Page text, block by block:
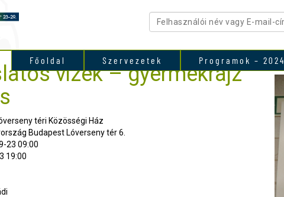
Főoldal Szervezetek Programok – 2024
vizek – gyermekrajz
téri Közösségi Ház
Budapest Lóverseny tér 6.
23 09:00
19:00